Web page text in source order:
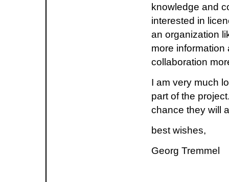
knowledge and
interested in
an organization
more
collaboration
I am very much
part of the
chance they will
best wishes,
Georg Tremmel